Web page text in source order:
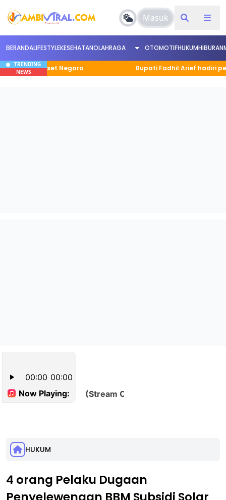
Masuk
BERANDALIFESTYLEKESEHATANOLAHRAGA OTOMOTIFHUKUMHIBURAN
TRENDING
NEWS
Aset Negara Bupati Fadhil Arief hadiri
HUKUM
4 orang Pelaku Dugaan